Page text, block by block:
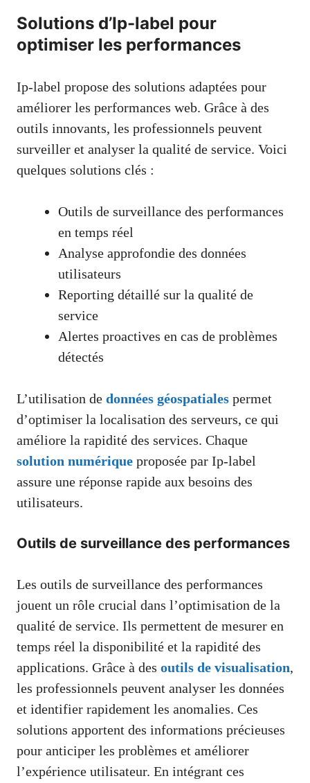
Solutions d’Ip-label pour
optimiser les performances
Ip-label propose des solutions adaptées pour
améliorer les performances web. Grâce à des
outils innovants, les professionnels peuvent
surveiller et analyser la qualité de service. Voici
quelques solutions clés :
Outils de surveillance des performances
en temps réel
Analyse approfondie des données
utilisateurs
Reporting détaillé sur la qualité de
service
Alertes proactives en cas de problèmes
détectés
L’utilisation de données géospatiales permet
d’optimiser la localisation des serveurs, ce qui
améliore la rapidité des services. Chaque
solution numérique proposée par Ip-label
assure une réponse rapide aux besoins des
utilisateurs.
Outils de surveillance des performances
Les outils de surveillance des performances
jouent un rôle crucial dans l’optimisation de la
qualité de service. Ils permettent de mesurer en
temps réel la disponibilité et la rapidité des
applications. Grâce à des outils de visualisation,
les professionnels peuvent analyser les données
et identifier rapidement les anomalies. Ces
solutions apportent des informations précieuses
pour anticiper les problèmes et améliorer
l’expérience utilisateur. En intégrant ces